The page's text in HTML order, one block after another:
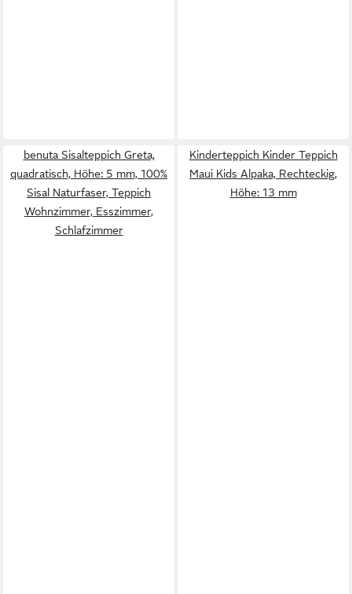
benuta Sisalteppich Greta,
quadratisch, Höhe: 5 mm, 100%
Sisal Naturfaser, Teppich
Wohnzimmer, Esszimmer,
Schlafzimmer
Kinderteppich Kinder Teppich
Maui Kids Alpaka, Rechteckig,
Höhe: 13 mm